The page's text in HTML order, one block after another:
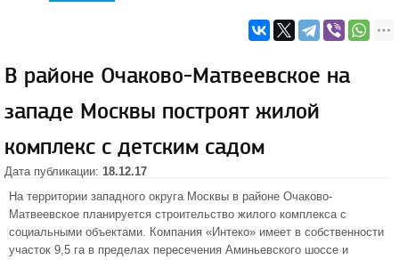
В районе Очаково-Матвеевское на
западе Москвы построят жилой
комплекс с детским садом
Дата публикации: 18.12.17
На территории западного округа Москвы в районе Очаково-
Матвеевское планируется строительство жилого комплекса с
социальными объектами. Компания «Интеко» имеет в собственности
участок 9,5 га в пределах пересечения Аминьевского шоссе и